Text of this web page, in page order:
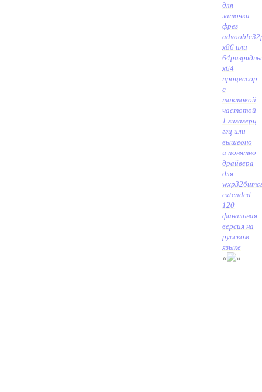
для
заточки
фрез
advooble
x86 или
x64
процессор
с
тактовой
частотой
1 гигагерц
ггц или
вышеоно
и понятно
драйвера
для
wxp32бит
extended
120
финальная
версия на
русском
языке